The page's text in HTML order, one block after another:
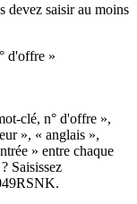
devez saisir au moins
d'offre »
clé, n° d'offre »,
», « anglais »,
» entre chaque
Saisissez